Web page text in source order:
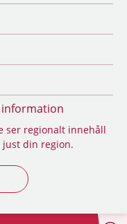
information
ser regionalt innehåll
din region.